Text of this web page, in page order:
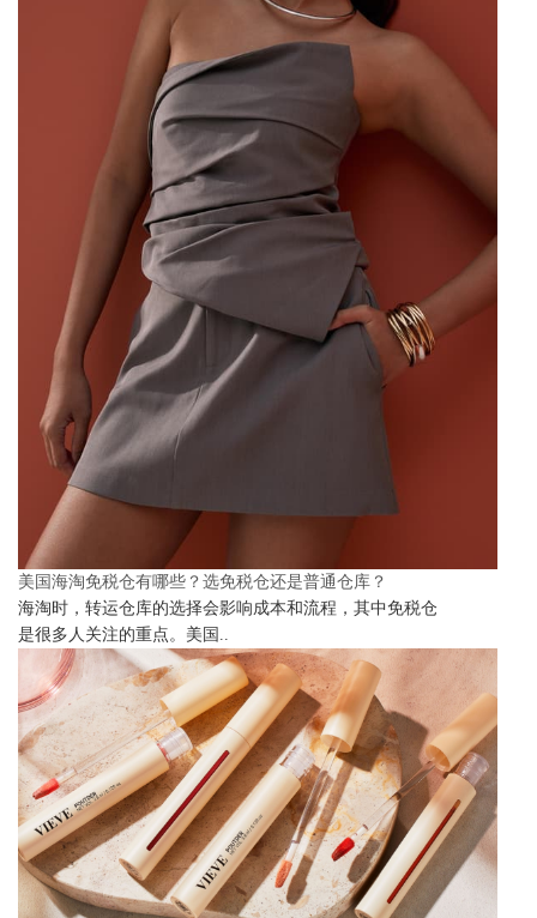
美国海淘免税仓有哪些？选免税仓还是普通仓库？
海淘时，转运仓库的选择会影响成本和流程，其中免税仓
是很多人关注的重点。美国..